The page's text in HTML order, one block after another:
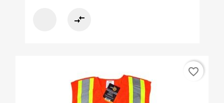
compare_arrows
favorite_border